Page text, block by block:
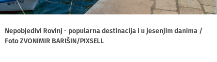
Nepobjedivi Rovinj - popularna destinacija i u jesenjim danima /
Foto ZVONIMIR BARIŠIN/PIXSELL